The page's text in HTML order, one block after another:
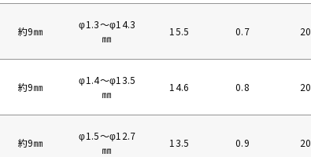
約9㎜
φ1.3〜φ14.3
㎜
15.5 0.7 20
約9㎜
φ1.4〜φ13.5
㎜
14.6 0.8 20
約9㎜
φ1.5〜φ12.7
㎜
13.5 0.9 20